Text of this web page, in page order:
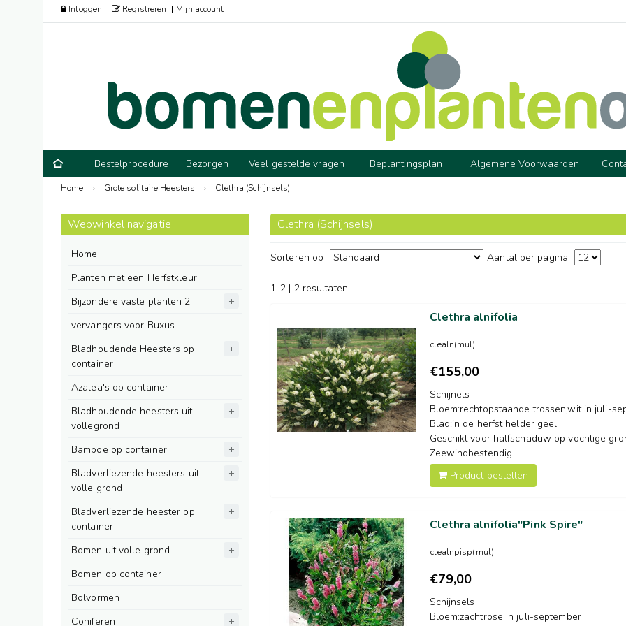
Inloggen Registreren Mijn account
Bestelprocedure Bezorgen Veel gestelde vragen Beplantingsplan Algemene Voorwaarden
Home › Grote solitaire Heesters › Clethra (Schijnsels)
Webwinkel navigatie
Home
Planten met een Herfstkleur
Bijzondere vaste planten 2
vervangers voor Buxus
Bladhoudende Heesters op
container
Azalea's op container
Bladhoudende heesters uit
vollegrond
Bamboe op container
Bladverliezende heesters uit
volle grond
Bladverliezende heester op
container
Bomen uit volle grond
Bomen op container
Bolvormen
Coniferen
Clethra (Schijnsels)
Sorteren op Aantal per pagina
1-2 | 2 resultaten
Clethra alnifolia
clealn(mul)
€155,00
Schijnels
Bloem:rechtopstaande trossen,wit in juli-
Blad:in de herfst helder geel
Geschikt voor halfschaduw op vochtige
Zeewindbestendig
Product bestellen
Clethra alnifolia"Pink Spire"
clealnpisp(mul)
€79,00
Schijnsels
Bloem:zachtrose in juli-september